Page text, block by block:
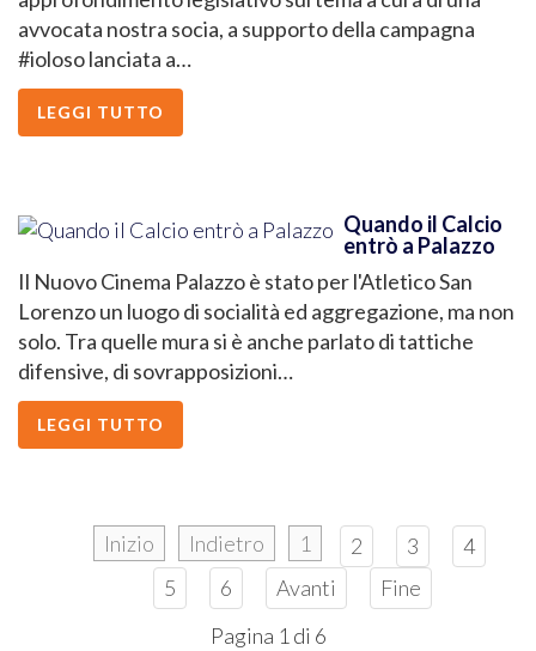
avvocata nostra socia, a supporto della campagna
#ioloso lanciata a…
LEGGI TUTTO
Quando il Calcio
entrò a Palazzo
Il Nuovo Cinema Palazzo è stato per l'Atletico San
Lorenzo un luogo di socialità ed aggregazione, ma non
solo. Tra quelle mura si è anche parlato di tattiche
difensive, di sovrapposizioni…
LEGGI TUTTO
Inizio Indietro 1 2 3
4
5
6 Avanti
Fine
Pagina 1 di 6